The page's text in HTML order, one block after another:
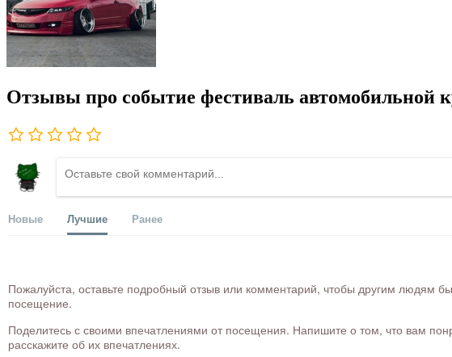
Отзывы про событие фестиваль автомобильной
Новые Лучшие Ранее
Пожалуйста, оставьте подробный отзыв или комментарий, чтобы другим людям
посещение.
Поделитесь с своими впечатлениями от посещения. Напишите о том, что вам
расскажите об их впечатлениях.